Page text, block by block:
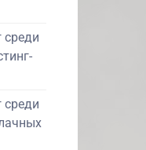
среди
среди